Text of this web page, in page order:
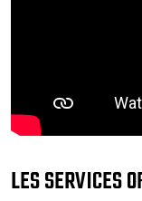
LES SERVICES